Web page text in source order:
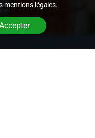
mentions légales.
Accepter